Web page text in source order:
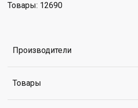
Товары: 12690
Производители
Товары